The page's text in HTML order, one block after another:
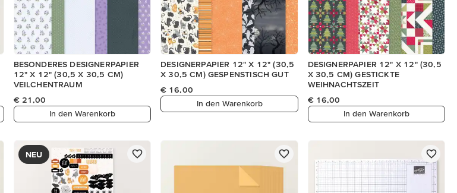
BESONDERES DESIGNERPAPIER
12" X 12" (30,5 X 30,5 CM)
VEILCHENTRAUM
€ 21,00
In den Warenkorb
DESIGNERPAPIER 12" X 12" (30,5
X 30,5 CM) GESPENSTISCH GUT
€ 16,00
In den Warenkorb
DESIGNERPAPIER 12" X 12" (30,5
X 30,5 CM) GESTICKTE
WEIHNACHTSZEIT
€ 16,00
In den Warenkorb
NEU